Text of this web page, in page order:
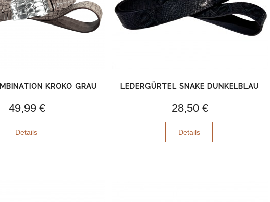
KROKO GRAU
49,99 €
Details
LEDERGÜRTEL SNAKE DUNKELBLAU
28,50 €
Details